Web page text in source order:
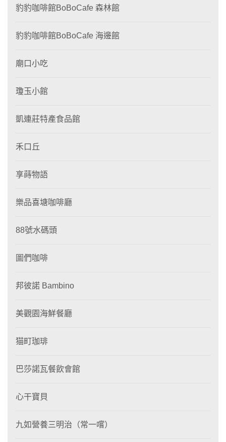
豹豹咖啡館BoBoCafe 森林館
豹豹咖啡館BoBoCafe 海邊館
廟口小吃
瓊玉小館
凱連莊特產食品館
禾口丘
享蒔物語
樂品喜塘咖啡廳
88號水碼頭
圖們咖啡
邦彼諾 Bambino
美觀園海鮮餐廳
猫町珈琲
巴莎諾瓦餐飲會館
心干寶貝
九如營養三明治（常一嚐）